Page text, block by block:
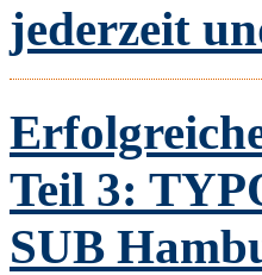
jederzeit
Teil 3:
SUB